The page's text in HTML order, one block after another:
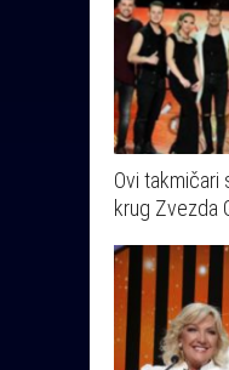
Ovi takmičari
krug Zvezda